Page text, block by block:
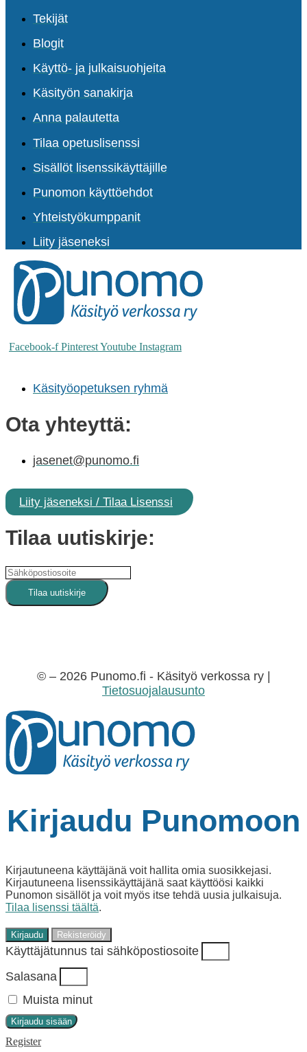
Tekijät
Blogit
Käyttö- ja julkaisuohjeita
Käsityön sanakirja
Anna palautetta
Tilaa opetuslisenssi
Sisällöt lisenssikäyttäjille
Punomon käyttöehdot
Yhteistyökumppanit
Liity jäseneksi
Facebook-f PinterestYoutube Instagram
Käsityöopetuksen ryhmä
Ota yhteyttä:
jasenet@punomo.fi
Liity jäseneksi / Tilaa Lisenssi
Tilaa uutiskirje:
© – 2026 Punomo.fi - Käsityö verkossa ry |
Tietosuojalausunto
Kirjaudu Punomoon
Kirjautuneena käyttäjänä voit hallita omia suosikkejasi.
Kirjautuneena lisenssikäyttäjänä saat käyttöösi kaikki
Punomon sisällöt ja voit myös itse tehdä uusia julkaisuja.
Tilaa lisenssi täältä.
Kirjaudu Rekisteröidy
Käyttäjätunnus tai sähköpostiosoite
Salasana
Muista minut
Kirjaudu sisään
Register